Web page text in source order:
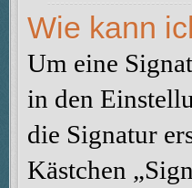
Wie kann
Um eine
in den
die Signatur
Kästchen